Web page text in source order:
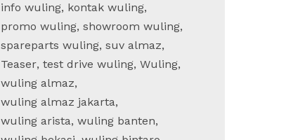
info wuling, kontak wuling,
promo wuling, showroom wuling,
spareparts wuling, suv almaz,
Teaser, test drive wuling, Wuling,
wuling almaz,
wuling almaz jakarta,
wuling arista, wuling banten,